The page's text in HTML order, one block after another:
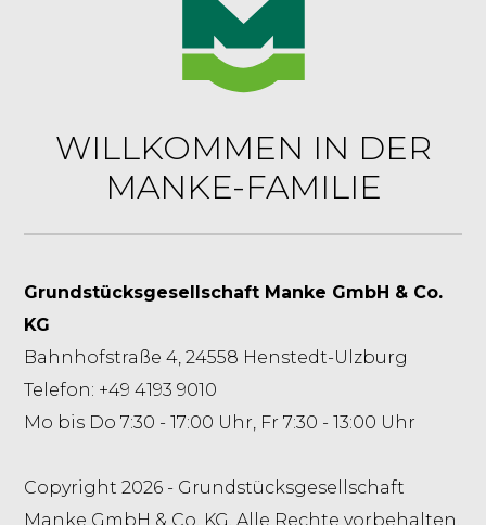
WILLKOMMEN IN DER
MANKE-FAMILIE
Grundstücksgesellschaft Manke GmbH & Co.
KG
Bahnhofstraße 4, 24558 Henstedt-Ulzburg
Telefon: +49 4193 9010
Mo bis Do 7:30 - 17:00 Uhr, Fr 7:30 - 13:00 Uhr
Copyright 2026 - Grundstücksgesellschaft
Manke GmbH & Co. KG. Alle Rechte vorbehalten.